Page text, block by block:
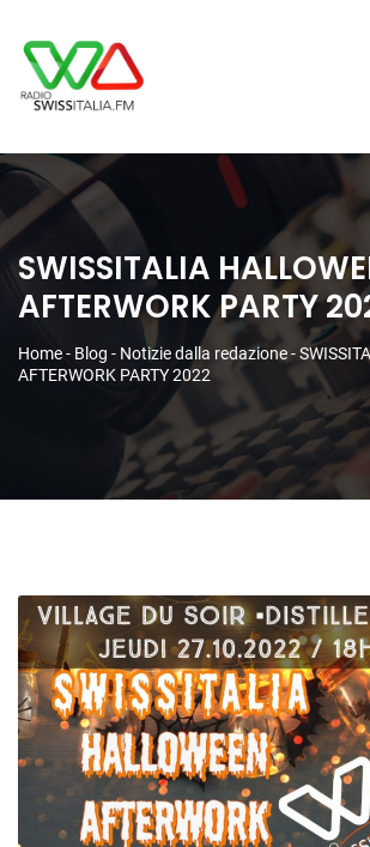
SWISSITALIA
AFTERWORK PARTY
Home- Blog - Notizie dalla redazione-
AFTERWORK PARTY 2022